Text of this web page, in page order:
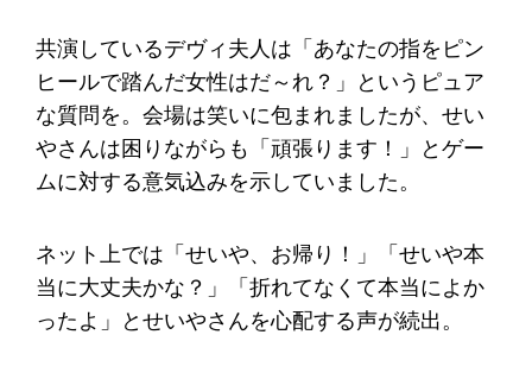
共演しているデヴィ夫人は「あなたの指をピン
ヒールで踏んだ女性はだ～れ？」というピュア
な質問を。会場は笑いに包まれましたが、せい
やさんは困りながらも「頑張ります！」とゲー
ムに対する意気込みを示していました。
ネット上では「せいや、お帰り！」「せいや本
当に大丈夫かな？」「折れてなくて本当によか
ったよ」とせいやさんを心配する声が続出。